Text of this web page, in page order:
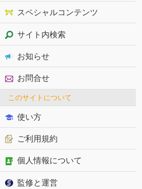
スペシャルコンテンツ
サイト内検索
お知らせ
お問合せ
このサイトについて
使い方
ご利用規約
個人情報について
監修と運営